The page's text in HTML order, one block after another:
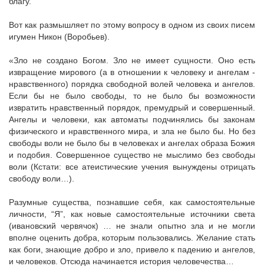
Вот как размышляет по этому вопросу в одном из своих писем
игумен Никон (Воробьев).
«Зло не создано Богом. Зло не имеет сущности. Оно есть
извращение мирового (а в отношении к человеку и ангелам -
нравственного) порядка свободной волей человека и ангелов.
Если бы не было свободы, то не было бы возможности
извратить нравственный порядок, премудрый и совершенный.
Ангелы и человеки, как автоматы подчинялись бы законам
физического и нравственного мира, и зла не было бы. Но без
свободы воли не было бы в человеках и ангелах образа Божия
и подобия. Совершенное существо не мыслимо без свободы
воли (Кстати: все атеистические учения вынуждены отрицать
свободу воли…).
Разумные существа, познавшие себя, как самостоятельные
личности, “Я”, как новые самостоятельные источники света
(ивановский червячок) … не знали опытно зла и не могли
вполне оценить добра, которым пользовались. Желание стать
как боги, знающие добро и зло, привело к падению и ангелов,
и человеков. Отсюда начинается история человечества…